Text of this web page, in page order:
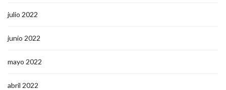
julio 2022
junio 2022
mayo 2022
abril 2022